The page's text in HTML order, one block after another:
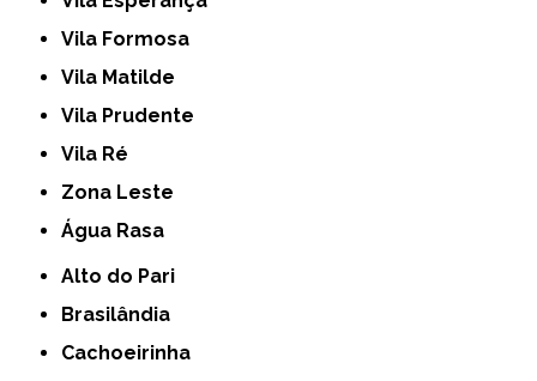
Vila Formosa
Vila Matilde
Vila Prudente
Vila Ré
Zona Leste
Água Rasa
Alto do Pari
Brasilândia
Cachoeirinha